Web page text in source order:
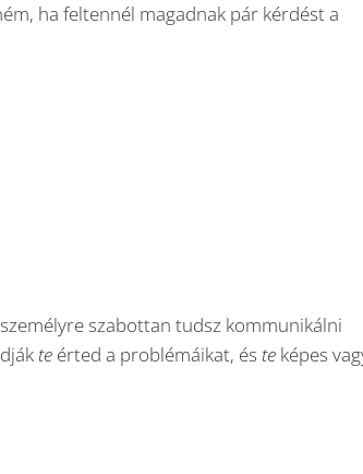
ha feltennél magadnak pár kérdést a
szabottan tudsz kommunikálni
te érted a problémáikat, és te képes